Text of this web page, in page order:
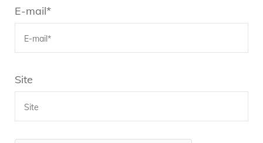
E-mail*
Site